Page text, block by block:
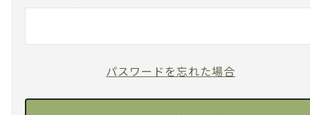
パスワードを忘れた場合